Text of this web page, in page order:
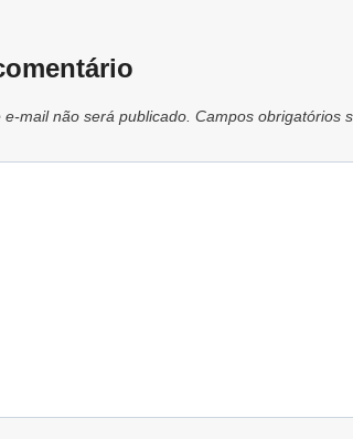
mail não será publicado. Campos obrigatórios